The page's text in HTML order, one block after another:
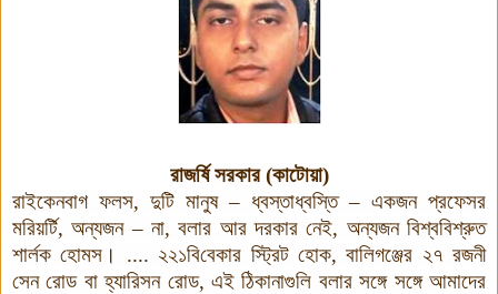
রাজর্ষি সরকার (কাটোয়া)
রাইকেনবাগ ফলস, দুটি মানুষ – ধ্বস্তাধ্বস্তি – একজন প্রফেসর
মরিয়র্টি, অন্যজন – না, বলার আর দরকার নেই, অন্যজন বিশ্ববিশ্রুত
শার্লক হোমস। .... ২২১বিবেকার স্ট্রিট হোক, বালিগঞ্জের ২৭ রজনী
সেন রোড বা হ্যারিসন রোড, এই ঠিকানাগুলি বলার সঙ্গে সঙ্গে আমাদের